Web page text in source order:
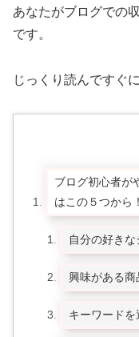
あなたがブログでの
です。
じっくり読んですぐ
ブログ初心者が
はこの５つから！
自分の好き
興味がある商
キーワードを